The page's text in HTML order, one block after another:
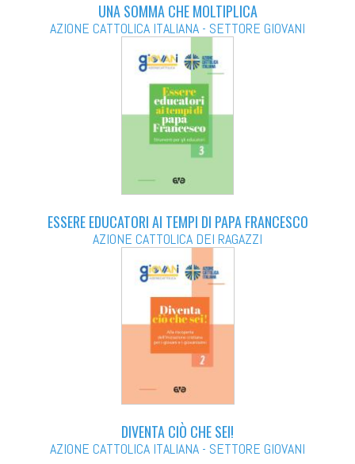
UNA SOMMA CHE MOLTIPLICA
AZIONE CATTOLICA ITALIANA - SETTORE GIOVANI
ESSERE EDUCATORI AI TEMPI DI PAPA FRANCESCO
AZIONE CATTOLICA DEI RAGAZZI
DIVENTA CIÒ CHE SEI!
AZIONE CATTOLICA ITALIANA - SETTORE GIOVANI